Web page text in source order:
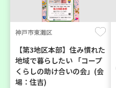
神戸市東灘区
【第3地区本部】住み慣れた
地域で暮らしたい 「コープ
くらしの助け合いの会」(会
場：住吉)